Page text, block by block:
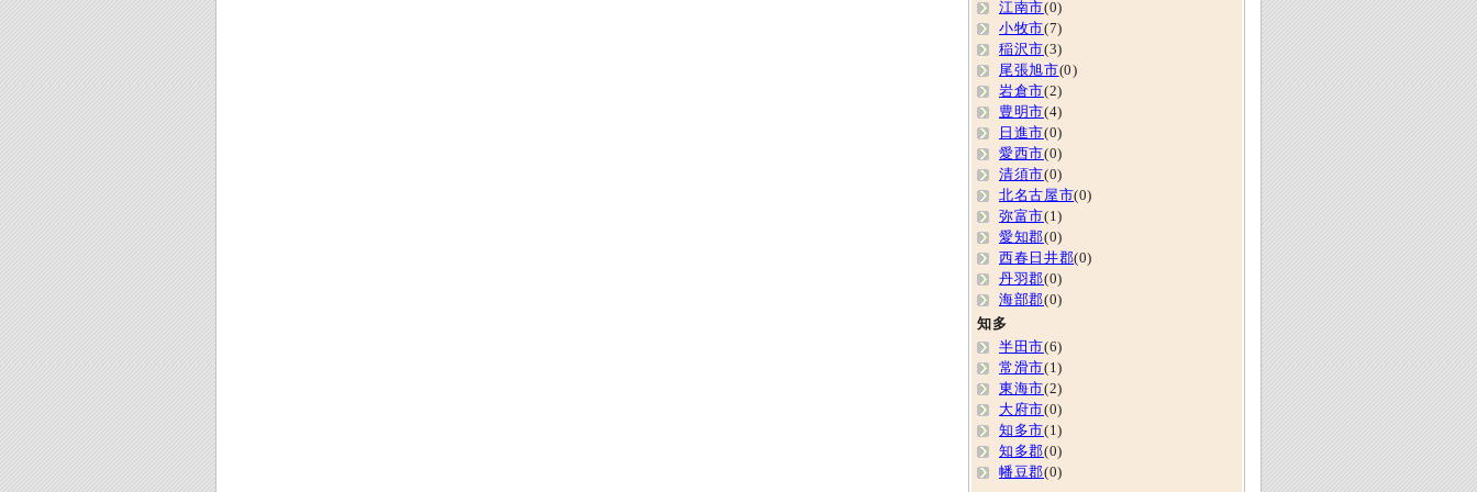
江南市(0)
小牧市(7)
稲沢市(3)
尾張旭市(0)
岩倉市(2)
豊明市(4)
日進市(0)
愛西市(0)
清須市(0)
北名古屋市(0)
弥富市(1)
愛知郡(0)
西春日井郡(0)
丹羽郡(0)
海部郡(0)
知多
半田市(6)
常滑市(1)
東海市(2)
大府市(0)
知多市(1)
知多郡(0)
幡豆郡(0)